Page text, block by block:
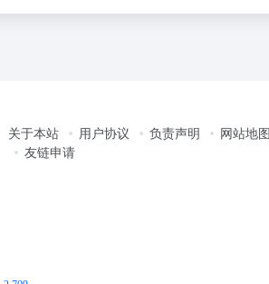
关于本站 用户协议 负责声明 网站地图
友链申请